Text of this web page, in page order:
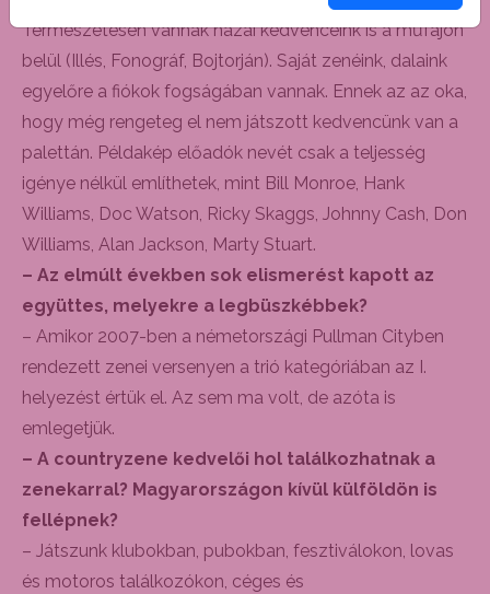
Természetesen vannak hazai kedvenceink is a műfajon
belül (Illés, Fonográf, Bojtorján). Saját zenéink, dalaink
egyelőre a fiókok fogságában vannak. Ennek az az oka,
hogy még rengeteg el nem játszott kedvencünk van a
palettán. Példakép előadók nevét csak a teljesség
igénye nélkül említhetek, mint Bill Monroe, Hank
Williams, Doc Watson, Ricky Skaggs, Johnny Cash, Don
Williams, Alan Jackson, Marty Stuart.
– Az elmúlt években sok elismerést kapott az
együttes, melyekre a legbüszkébbek?
– Amikor 2007-ben a németországi Pullman Cityben
rendezett zenei versenyen a trió kategóriában az I.
helyezést értük el. Az sem ma volt, de azóta is
emlegetjük.
– A countryzene kedvelői hol találkozhatnak a
zenekarral? Magyarországon kívül külföldön is
fellépnek?
– Játszunk klubokban, pubokban, fesztiválokon, lovas
és motoros találkozókon, céges és